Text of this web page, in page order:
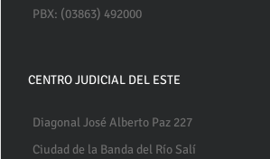
PBX: (03863) 492000
CENTRO JUDICIAL DEL ESTE
Diagonal José Alberto Paz 227
Ciudad de la Banda del Río Salí